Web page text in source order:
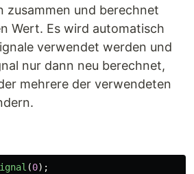
zusammen und berechnet
Wert. Es wird automatisch
verwendet werden und
nur dann neu berechnet,
mehrere der verwendeten
(0);